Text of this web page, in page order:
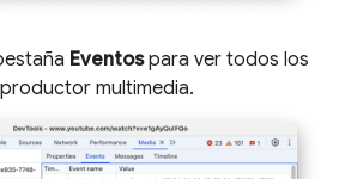
Eventospara ver todos los
multimedia.